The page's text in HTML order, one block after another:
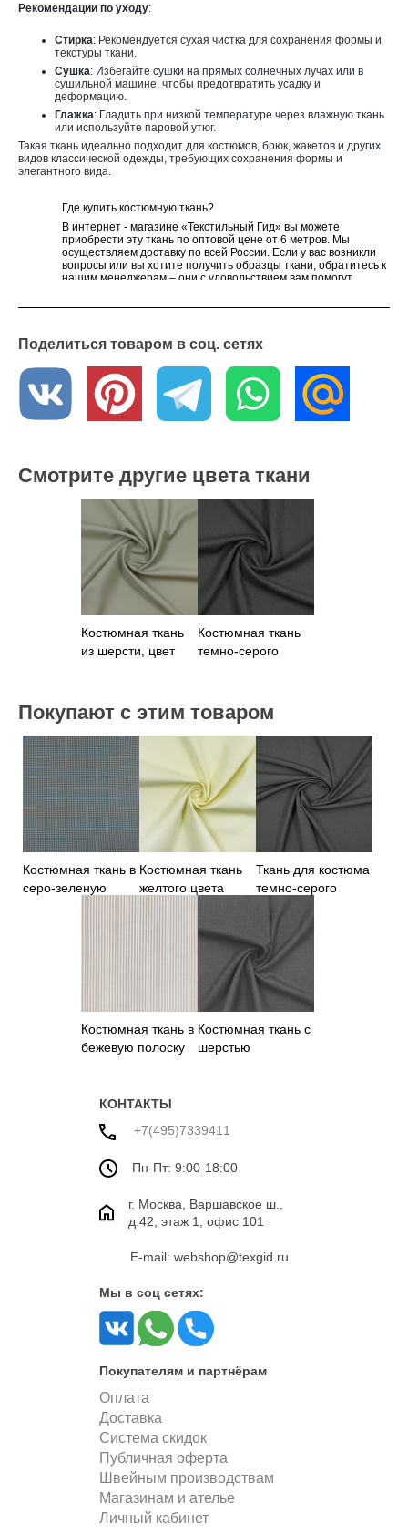
Рекомендации по уходу:
Стирка: Рекомендуется сухая чистка для сохранения формы и
текстуры ткани.
Сушка: Избегайте сушки на прямых солнечных лучах или в
сушильной машине, чтобы предотвратить усадку и
деформацию.
Глажка: Гладить при низкой температуре через влажную ткань
или используйте паровой утюг.
Такая ткань идеально подходит для костюмов, брюк, жакетов и других
видов классической одежды, требующих сохранения формы и
элегантного вида.
Где купить костюмную ткань?
В интернет - магазине «Текстильный Гид» вы можете
приобрести эту ткань по оптовой цене от 6 метров. Мы
осуществляем доставку по всей России. Если у вас возникли
вопросы или вы хотите получить образцы ткани, обратитесь к
нашим менеджерам – они с удовольствием вам помогут.
Поделиться товаром в соц. сетях
Смотрите другие цвета ткани
Костюмная ткань
из шерсти, цвет
Костюмная ткань
темно-серого
Покупают с этим товаром
Костюмная ткань в
серо-зеленую
Костюмная ткань
желтого цвета
Ткань для костюма
темно-серого
Костюмная ткань в
бежевую полоску
Костюмная ткань с
шерстью
КОНТАКТЫ
+7(495)7339411
Пн-Пт: 9:00-18:00
г. Москва, Варшавское ш.,
д.42, этаж 1, офис 101
E-mail: webshop@texgid.ru
Мы в соц сетях:
Покупателям и партнёрам
Оплата
Доставка
Система скидок
Публичная оферта
Швейным производствам
Магазинам и ателье
Личный кабинет